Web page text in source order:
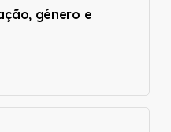
género e